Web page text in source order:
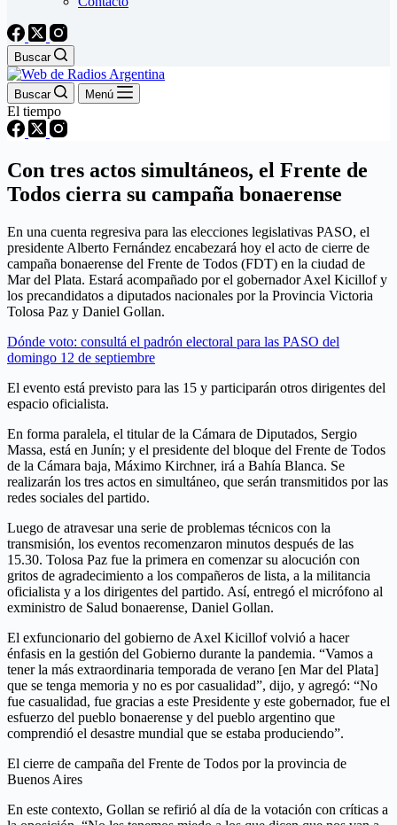
Buscar
Buscar Menú
El tiempo
Con tres actos simultáneos, el Frente de
Todos cierra su campaña bonaerense
En una cuenta regresiva para las elecciones legislativas PASO, el
presidente Alberto Fernández encabezará hoy el acto de cierre de
campaña bonaerense del Frente de Todos (FDT) en la ciudad de
Mar del Plata. Estará acompañado por el gobernador Axel Kicillof y
los precandidatos a diputados nacionales por la Provincia Victoria
Tolosa Paz y Daniel Gollan.
Dónde voto: consultá el padrón electoral para las PASO del
domingo 12 de septiembre
El evento está previsto para las 15 y participarán otros dirigentes del
espacio oficialista.
En forma paralela, el titular de la Cámara de Diputados, Sergio
Massa, está en Junín; y el presidente del bloque del Frente de Todos
de la Cámara baja, Máximo Kirchner, irá a Bahía Blanca. Se
realizarán los tres actos en simultáneo, que serán transmitidos por las
redes sociales del partido.
Luego de atravesar una serie de problemas técnicos con la
transmisión, los eventos recomenzaron minutos después de las
15.30. Tolosa Paz fue la primera en comenzar su alocución con
gritos de agradecimiento a los compañeros de lista, a la militancia
oficialista y a los dirigentes del partido. Así, entregó el micrófono al
exministro de Salud bonaerense, Daniel Gollan.
El exfuncionario del gobierno de Axel Kicillof volvió a hacer
énfasis en la gestión del Gobierno durante la pandemia. “Vamos a
tener la más extraordinaria temporada de verano [en Mar del Plata]
que se tenga memoria y no es por casualidad”, dijo, y agregó: “No
fue casualidad, fue gracias a este Presidente y este gobernador, fue el
esfuerzo del pueblo bonaerense y del pueblo argentino que
comprendió el desastre mundial que se estaba produciendo”.
El cierre de campaña del Frente de Todos por la provincia de
Buenos Aires
En este contexto, Gollan se refirió al día de la votación con críticas a